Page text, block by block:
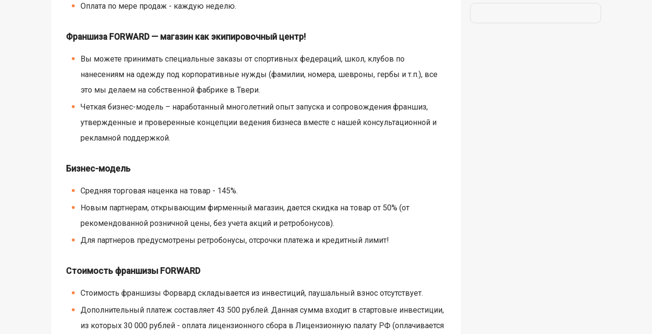
Оплата по мере продаж - каждую неделю.
Франшиза FORWARD — магазин как экипировочный центр!
Вы можете принимать специальные заказы от спортивных федераций, школ, клубов по
нанесениям на одежду под корпоративные нужды (фамилии, номера, шевроны, гербы и т.п.), все
это мы делаем на собственной фабрике в Твери.
Четкая бизнес-модель – наработанный многолетний опыт запуска и сопровождения франшиз,
утвержденные и проверенные концепции ведения бизнеса вместе с нашей консультационной и
рекламной поддержкой.
Бизнес-модель
Средняя торговая наценка на товар - 145%.
Новым партнерам, открывающим фирменный магазин, дается скидка на товар от 50% (от
рекомендованной розничной цены, без учета акций и ретробонусов).
Для партнеров предусмотрены ретробонусы, отсрочки платежа и кредитный лимит!
Стоимость франшизы FORWARD
Стоимость франшизы Форвард складывается из инвестиций, паушальный взнос отсутствует.
Дополнительный платеж составляет 43 500 рублей. Данная сумма входит в стартовые инвестиции,
из которых 30 000 рублей - оплата лицензионного сбора в Лицензионную палату РФ (оплачивается